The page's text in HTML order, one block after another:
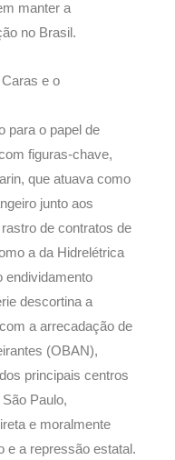
manter a
no Brasil.
e o
para o papel de
figuras-chave,
que atuava como
junto aos
de contratos de
a da Hidrelétrica
endividamento
descortina a
a arrecadação de
(OBAN),
principais centros
Paulo,
e moralmente
e a repressão estatal.